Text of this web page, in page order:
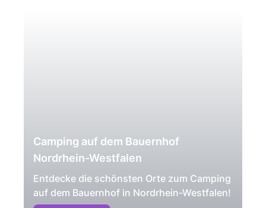
Camping auf dem Bauernhof
Nordrhein-Westfalen
Entdecke die schönsten Orte zum Camping
auf dem Bauernhof in Nordrhein-Westfalen!